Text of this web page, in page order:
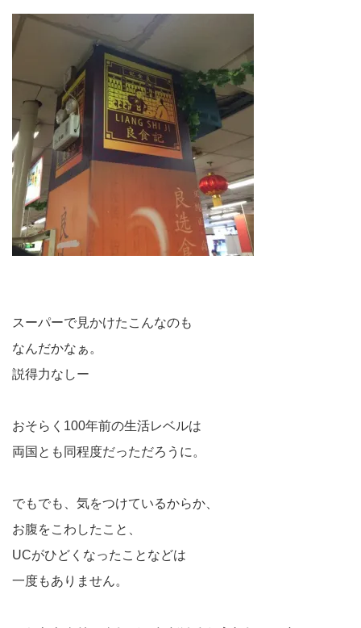
スーパーで見かけたこんなのも
なんだかなぁ。
説得力なしー
おそらく100年前の生活レベルは
両国とも同程度だっただろうに。
でもでも、気をつけているからか、
お腹をこわしたこと、
UCがひどくなったことなどは
一度もありません。